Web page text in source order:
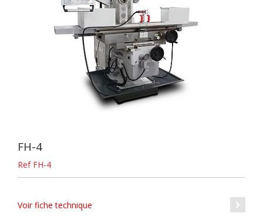
FH-4
Ref FH-4
Voir fiche technique